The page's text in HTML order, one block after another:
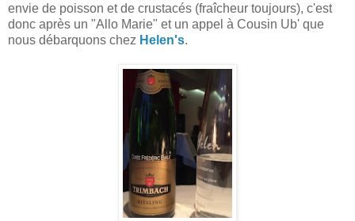
envie de poisson et de crustacés (fraîcheur toujours), c'est
donc après un "Allo Marie" et un appel à Cousin Ub' que
nous débarquons chez Helen's.